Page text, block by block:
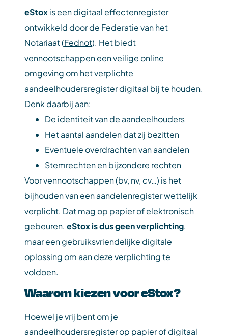
eStoxis een digitaal effectenregister
ontwikkeld door de Federatie van het
Notariaat (Fednot). Het biedt
vennootschappen een veilige online
omgeving om het verplichte
aandeelhoudersregister digitaal bij te houden.
Denk daarbij aan:
De identiteit van de aandeelhouders
Het aantal aandelen dat zij bezitten
Eventuele overdrachten van aandelen
Stemrechten en bijzondere rechten
Voor vennootschappen (bv, nv, cv…) is het
bijhouden van een aandelenregister wettelijk
verplicht. Dat mag op papier of elektronisch
gebeuren. eStox is dus geen verplichting,
maar een gebruiksvriendelijke digitale
oplossing om aan deze verplichting te
voldoen.
Waarom kiezen voor eStox?
Hoewel je vrij bent om je
aandeelhoudersregister op papier of digitaal